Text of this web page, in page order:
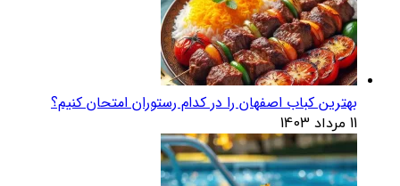
بهترین کباب اصفهان را در کدام رستوران امتحان کنیم؟
11 مرداد 1403